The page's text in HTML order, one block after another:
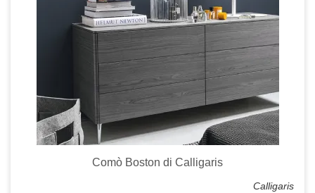
Comò Boston di Calligaris
Calligaris